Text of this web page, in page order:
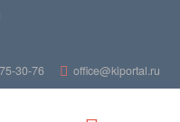
30-76 office@kiportal.ru